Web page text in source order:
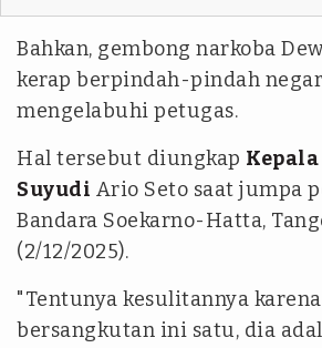
Bahkan, gembong narkoba
kerap berpindah-pindah
mengelabuhi petugas.
Hal tersebut diungkap Kepala
Suyudi Ario Seto saat jumpa
Bandara Soekarno-Hatta,
(2/12/2025).
"Tentunya kesulitannya
bersangkutan ini satu, dia